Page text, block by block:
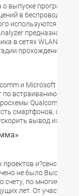
выпуске
в беспроводных
используются
предназначен
в сетях WLAN
прохождения
и Microsoft
по встраиванию
Qualcomm, что
смартфонов,
вывод их на
проектов и?сенсаций
не было Выставка
счету, по многим
лет. От участия в?